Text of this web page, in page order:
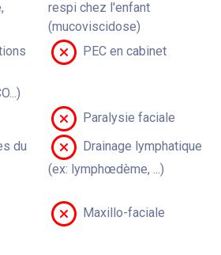
respi chez l'enfant
(mucoviscidose)
PEC en cabinet
Paralysie faciale
du
Drainage lymphatique
(ex: lymphœdème, ...)
Maxillo-faciale